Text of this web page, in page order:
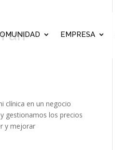
EMPRESA
un
clínica en un negocio
gestionamos los precios
y mejorar